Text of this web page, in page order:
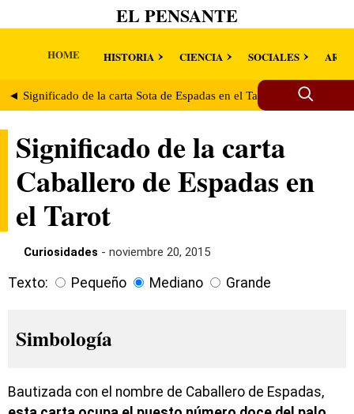
EL PENSANTE
HOME HISTORIA CIENCIA SOCIALES
◄ Significado de la carta Sota de Espadas en el Tarot
Significado de la carta
Caballero de Espadas en
el Tarot
Curiosidades - noviembre 20, 2015
Texto: Pequeño Mediano Grande
Simbología
Bautizada con el nombre de Caballero de Espadas,